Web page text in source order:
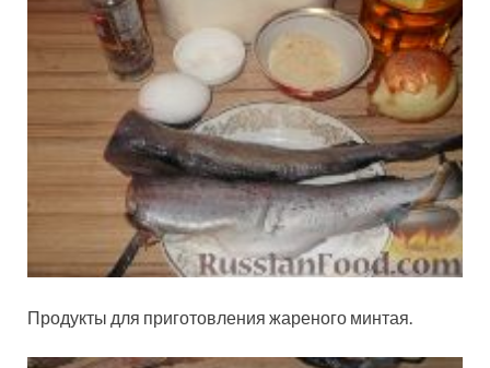
Продукты для приготовления жареного минтая.